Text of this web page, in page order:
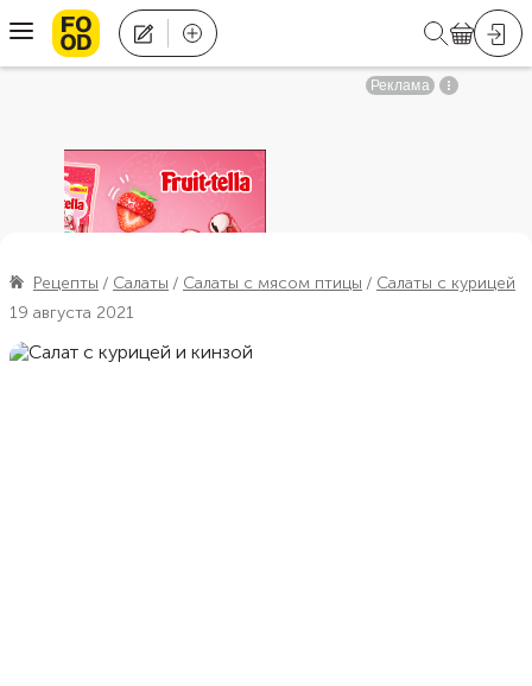
Рецепты Салаты Салаты с мясом птицы
Салаты с курицей
19 августа 2021